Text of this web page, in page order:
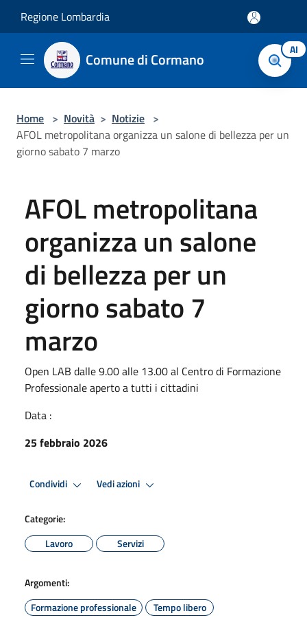
Regione Lombardia
Comune di Cormano AI
Home > Novità > Notizie >
AFOL metropolitana organizza un salone di bellezza per un
giorno sabato 7 marzo
AFOL metropolitana
organizza un salone
di bellezza per un
giorno sabato 7
marzo
Open LAB dalle 9.00 alle 13.00 al Centro di Formazione
Professionale aperto a tutti i cittadini
Data :
25 febbraio 2026
Condividi Vedi azioni
Categorie:
Lavoro
Servizi
Argomenti:
Formazione professionale
Tempo libero